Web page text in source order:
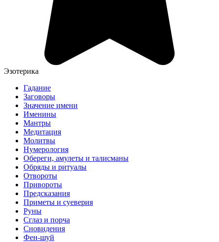
Эзотерика
Гадание
Заговоры
Значение имени
Именины
Мантры
Медитация
Молитвы
Нумерология
Обереги, амулеты и талисманы
Обряды и ритуалы
Отвороты
Привороты
Предсказания
Приметы и суеверия
Руны
Сглаз и порча
Сновидения
Фен-шуй